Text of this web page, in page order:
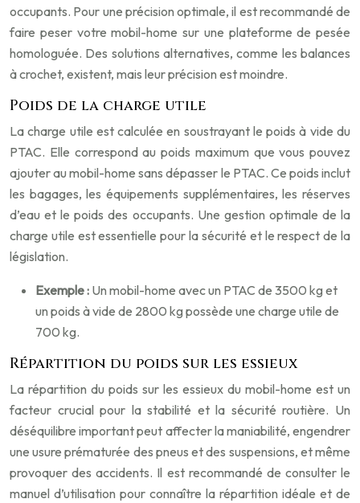
occupants. Pour une précision optimale, il est recommandé de
faire peser votre mobil-home sur une plateforme de pesée
homologuée. Des solutions alternatives, comme les balances
à crochet, existent, mais leur précision est moindre.
Poids de la charge utile
La charge utile est calculée en soustrayant le poids à vide du
PTAC. Elle correspond au poids maximum que vous pouvez
ajouter au mobil-home sans dépasser le PTAC. Ce poids inclut
les bagages, les équipements supplémentaires, les réserves
d’eau et le poids des occupants. Une gestion optimale de la
charge utile est essentielle pour la sécurité et le respect de la
législation.
Exemple : Un mobil-home avec un PTAC de 3500 kg et
un poids à vide de 2800 kg possède une charge utile de
700 kg.
Répartition du poids sur les essieux
La répartition du poids sur les essieux du mobil-home est un
facteur crucial pour la stabilité et la sécurité routière. Un
déséquilibre important peut affecter la maniabilité, engendrer
une usure prématurée des pneus et des suspensions, et même
provoquer des accidents. Il est recommandé de consulter le
manuel d’utilisation pour connaître la répartition idéale et de